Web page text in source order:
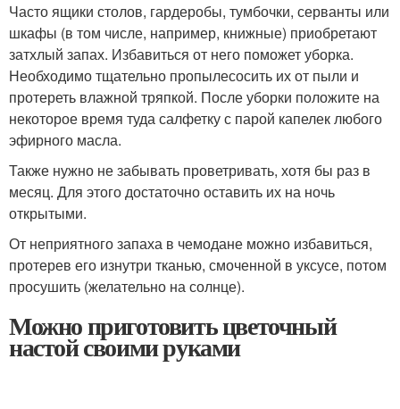
Часто ящики столов, гардеробы, тумбочки, серванты или
шкафы (в том числе, например, книжные) приобретают
затхлый запах. Избавиться от него поможет уборка.
Необходимо тщательно пропылесосить их от пыли и
протереть влажной тряпкой. После уборки положите на
некоторое время туда салфетку с парой капелек любого
эфирного масла.
Также нужно не забывать проветривать, хотя бы раз в
месяц. Для этого достаточно оставить их на ночь
открытыми.
От неприятного запаха в чемодане можно избавиться,
протерев его изнутри тканью, смоченной в уксусе, потом
просушить (желательно на солнце).
Можно приготовить цветочный
настой своими руками